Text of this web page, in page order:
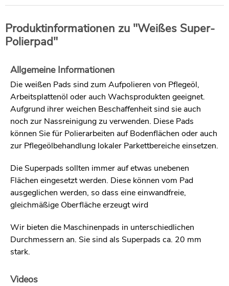
Produktinformationen zu "Weißes Super-
Polierpad"
Allgemeine Informationen
Die weißen Pads sind zum Aufpolieren von Pflegeöl,
Arbeitsplattenöl oder auch Wachsprodukten geeignet.
Aufgrund ihrer weichen Beschaffenheit sind sie auch
noch zur Nassreinigung zu verwenden. Diese Pads
können Sie für Polierarbeiten auf Bodenflächen oder auch
zur Pflegeölbehandlung lokaler Parkettbereiche einsetzen.
Die Superpads sollten immer auf etwas unebenen
Flächen eingesetzt werden. Diese können vom Pad
ausgeglichen werden, so dass eine einwandfreie,
gleichmäßige Oberfläche erzeugt wird
Wir bieten die Maschinenpads in unterschiedlichen
Durchmessern an. Sie sind als Superpads ca. 20 mm
stark.
Videos